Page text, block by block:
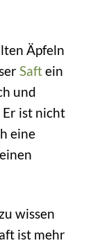
Äpfeln
Saftein
und
Er ist nicht
eine
wissen
ist mehr